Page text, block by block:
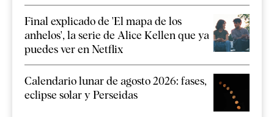
Final explicado de 'El mapa de los
anhelos', la serie de Alice Kellen que ya
puedes ver en Netflix
Calendario lunar de agosto 2026: fases,
eclipse solar y Perseidas